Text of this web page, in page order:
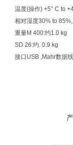
温度(操作) +5° C to
相对湿度30% to
重量M 400:约1.0 kg
SD 26:约. 0.9 kg
接口USB ,Mahr数据